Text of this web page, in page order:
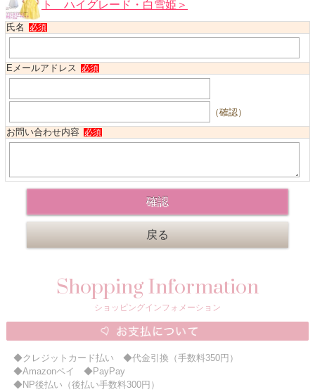
ト ハイグレード・白雪姫＞
氏名 必須
Eメールアドレス 必須
（確認）
お問い合わせ内容
必須
Shopping Information
ショッピングインフォメーション
◆クレジットカード払い ◆代金引換（手数料350円）
◆Amazonペイ ◆PayPay
◆NP後払い（後払い手数料300円）
ショッピングインフォメーション
お支払・送料
サイズの測り方
ブログ
ニュースレター購読
マイページログイン
お問い合わせ
当店は持続可能な開発目標「SDGs」を推進しています。